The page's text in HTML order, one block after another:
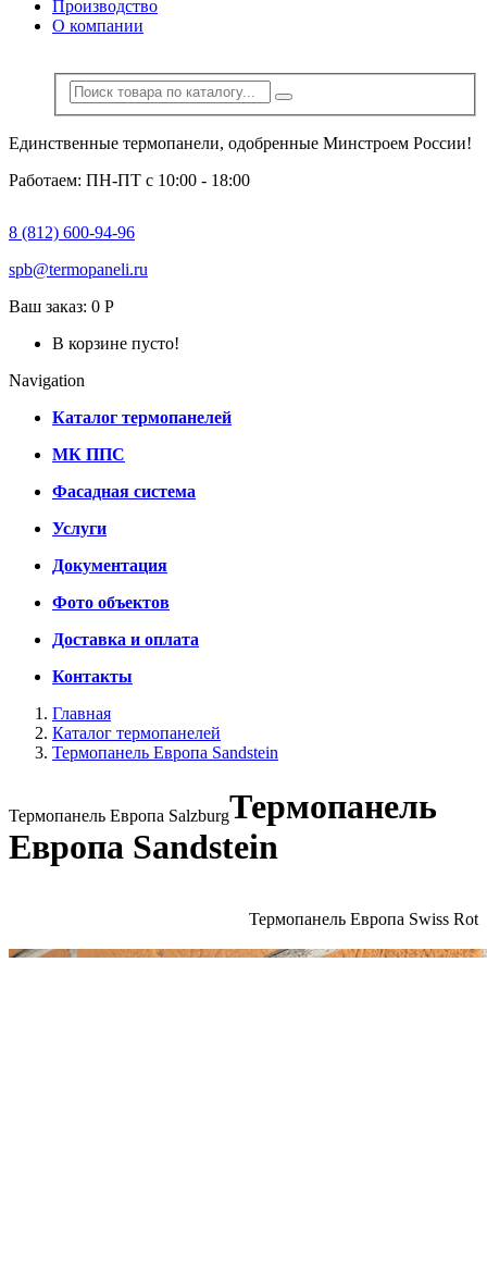
Производство
О компании
Единственные термопанели, одобренные Минстроем России!
Работаем: ПН-ПТ с 10:00 - 18:00
8 (812) 600-94-96
spb@termopaneli.ru
Ваш заказ: 0 Р
В корзине пусто!
Navigation
Каталог термопанелей
МК ППС
Фасадная система
Услуги
Документация
Фото объектов
Доставка и оплата
Контакты
Главная
Каталог термопанелей
Термопанель Европа Sandstein
Термопанель Европа SalzburgТермопанель
Европа Sandstein
Термопанель Европа Swiss Rot